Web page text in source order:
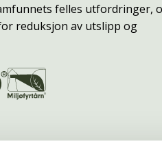
felles utfordringer,
reduksjon av utslipp og